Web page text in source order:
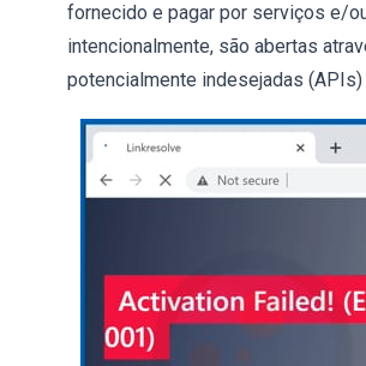
fornecido e pagar por serviços e/
intencionalmente, são abertas
potencialmente indesejadas